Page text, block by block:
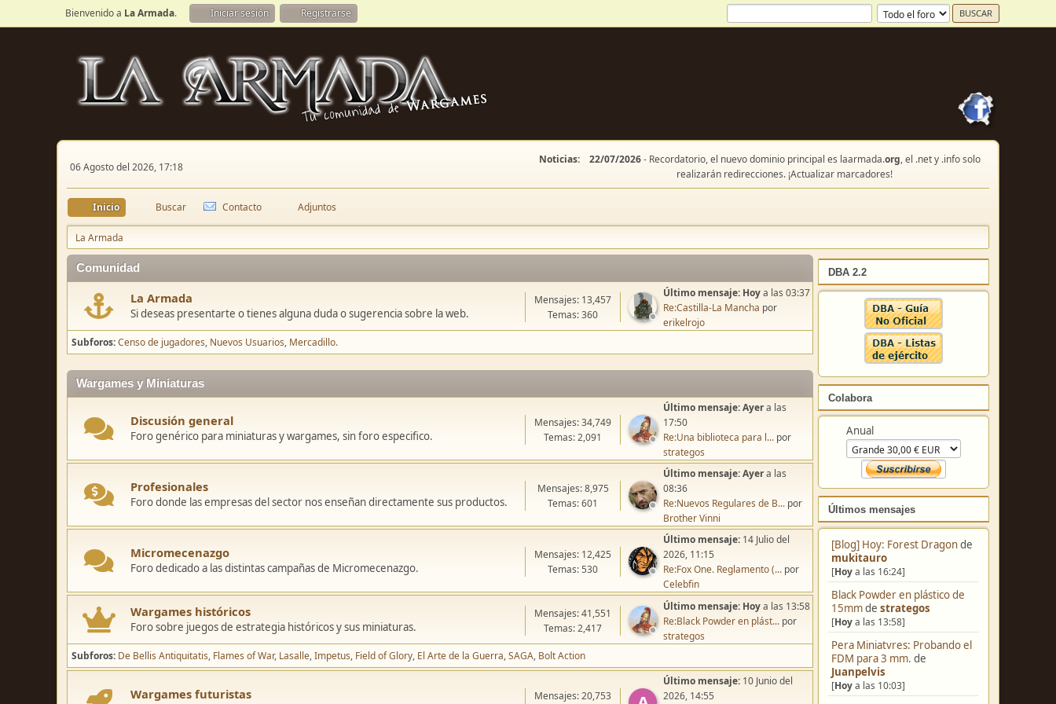
Bienvenido a La Armada. Iniciar sesión Registrarse
06 Agosto del 2026, 17:18
Noticias: 22/07/2026- Recordatorio, el nuevo dominio principal es laarmada.org, el .net y .info solo
realizarán redirecciones. ¡Actualizar marcadores!
Inicio Buscar Contacto Adjuntos
La Armada
DBA 2.2
Colabora
Anual
Últimos mensajes
[Blog] Hoy: Forest Dragonde
mukitauro
[Hoya las 16:24]
Black Powder en plástico de
15mmde strategos
[Hoya las 13:58]
Pera Miniatvres: Probando el
FDM para 3 mm. de
Juanpelvis
[Hoya las 10:03]
Comunidad
La Armada
Si deseas presentarte o tienes alguna duda o sugerencia sobre la web.
Mensajes: 13,457
Temas: 360
Último mensaje: Hoya las 03:37
Re:Castilla-La Mancha por
erikelrojo
Subforos Censo de jugadores Nuevos Usuarios Mercadillo.
Wargames y Miniaturas
Discusión general
Foro genérico para miniaturas y wargames, sin foro especifico.
Mensajes: 34,749
Temas: 2,091
Último mensaje:Ayera las
17:50
Re:Una biblioteca para l... por
strategos
Profesionales
Foro donde las empresas del sector nos enseñan directamente sus productos.
Mensajes: 8,975
Temas: 601
Último mensaje:Ayera las
08:36
Re:Nuevos Regulares de B... por
Brother Vinni
Micromecenazgo
Foro dedicado a las distintas campañas de Micromecenazgo.
Mensajes: 12,425
Temas: 530
Último mensaje: 14 Julio del
2026, 11:15
Re:Fox One. Reglamento (... por
Celebfin
Wargames históricos
Foro sobre juegos de estrategia históricos y sus miniaturas.
Mensajes: 41,551
Temas: 2,417
Último mensaje: Hoya las 13:58
Re:Black Powder en plást... por
strategos
Subforos De Bellis Antiquitatis Flames of War Lasalle Impetus Field of Glory El Arte de la Guerra SAGA Bolt Action
Wargames futuristas Mensajes: 20,753
Último mensaje: 10 Junio del
2026, 14:55